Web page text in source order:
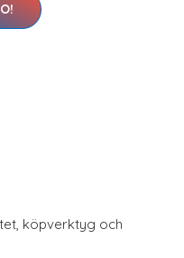
köpverktyg och